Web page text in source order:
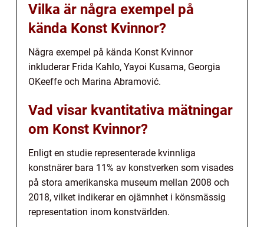
Vilka är några exempel på
kända Konst Kvinnor?
Några exempel på kända Konst Kvinnor
inkluderar Frida Kahlo, Yayoi Kusama, Georgia
OKeeffe och Marina Abramović.
Vad visar kvantitativa mätningar
om Konst Kvinnor?
Enligt en studie representerade kvinnliga
konstnärer bara 11% av konstverken som visades
på stora amerikanska museum mellan 2008 och
2018, vilket indikerar en ojämnhet i könsmässig
representation inom konstvärlden.